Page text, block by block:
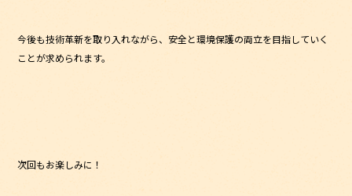
今後も技術革新を取り入れながら、安全と環境保護の両立を目指していく
ことが求められます。
次回もお楽しみに！